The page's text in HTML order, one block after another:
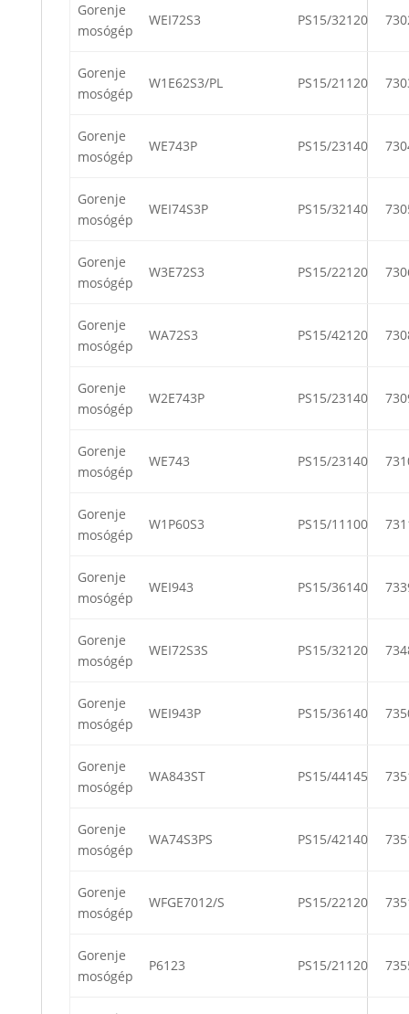
Gorenje
mosógép
WEI72S3 PS15/32120
Gorenje
mosógép
W1E62S3/PL PS15/21120
Gorenje
mosógép
WE743P PS15/23140
Gorenje
mosógép
WEI74S3P PS15/32140
Gorenje
mosógép
W3E72S3 PS15/22120
Gorenje
mosógép
WA72S3 PS15/42120
Gorenje
mosógép
W2E743P PS15/23140
Gorenje
mosógép
WE743 PS15/23140
Gorenje
mosógép
W1P60S3 PS15/11100
Gorenje
mosógép
WEI943 PS15/36140
Gorenje
mosógép
WEI72S3S PS15/32120
Gorenje
mosógép
WEI943P PS15/36140
Gorenje
mosógép
WA843ST PS15/44145
Gorenje
mosógép
WA74S3PS PS15/42140
Gorenje
mosógép
WFGE7012/S PS15/22120
Gorenje
mosógép
P6123 PS15/21120